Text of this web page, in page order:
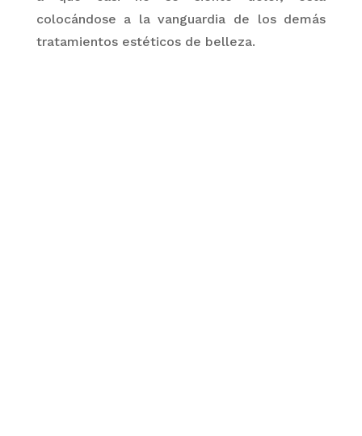
colocándose a la vanguardia de los demás
tratamientos estéticos de belleza.